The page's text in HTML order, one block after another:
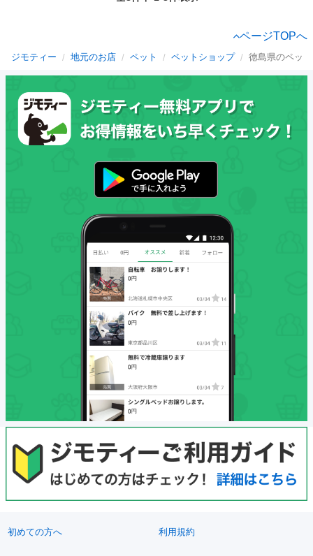
ページTOPへ
ジモティー 地元のお店 ペット ペットショップ 徳島県のペッ
初めての方へ 利用規約